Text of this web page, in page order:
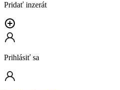
Pridať inzerát
Prihlásiť sa